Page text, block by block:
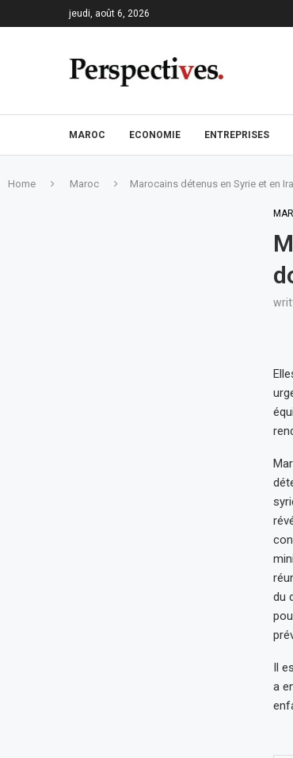
jeudi, août 6, 2026
MAROC ECONOMIE ENTREPRISES
Home Maroc Marocains détenus en Syrie et en
du
Il
a